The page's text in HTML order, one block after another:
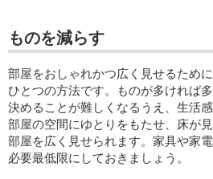
ものを減らす
部屋をおしゃれかつ広く見せるため
ひとつの方法です。ものが多ければ
決めることが難しくなるうえ、生活
部屋の空間にゆとりをもたせ、床が
部屋を広く見せられます。家具や家
必要最低限にしておきましょう。